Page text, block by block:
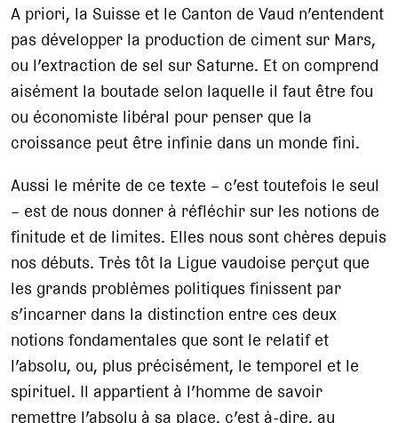
A priori, la Suisse et le Canton de Vaud n’entendent
pas développer la production de ciment sur Mars,
ou l’extraction de sel sur Saturne. Et on comprend
aisément la boutade selon laquelle il faut être fou
ou économiste libéral pour penser que la
croissance peut être infinie dans un monde fini.
Aussi le mérite de ce texte – c’est toutefois le seul
– est de nous donner à réfléchir sur les notions de
finitude et de limites. Elles nous sont chères depuis
nos débuts. Très tôt la Ligue vaudoise perçut que
les grands problèmes politiques finissent par
s’incarner dans la distinction entre ces deux
notions fondamentales que sont le relatif et
l’absolu, ou, plus précisément, le temporel et le
spirituel. Il appartient à l’homme de savoir
remettre l’absolu à sa place, c’est à-dire, au